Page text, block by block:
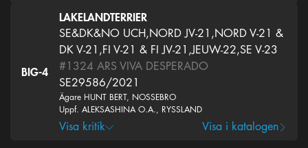
BIG-4
LAKELANDTERRIER
SE&DK&NO UCH,NORD JV-21,NORD V-21 &
DK V-21,FI V-21 & FI JV-21,JEUW-22,SE V-23
#1324 ARS VIVA DESPERADO
SE29586/2021
Ägare HUNT BERT, NOSSEBRO
Uppf. ALEKSASHINA O.A., RYSSLAND
Visa kritik Visa i katalogen